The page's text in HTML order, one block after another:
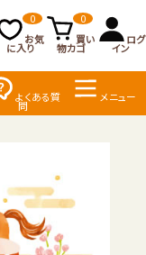
お気
に入り
0
買い
物カゴ
0
ログ
イン
よくある質
問
メニュー